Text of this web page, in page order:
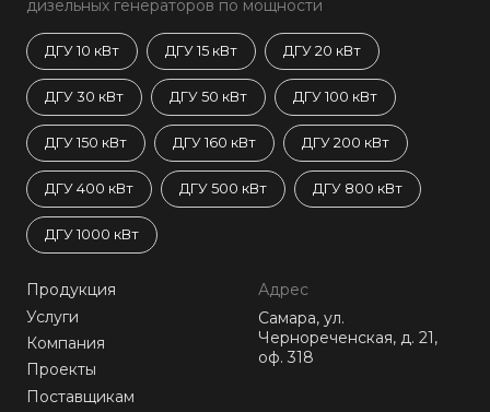
дизельных генераторов по мощности
ДГУ 10 кВт ДГУ 15 кВт ДГУ 20 кВт
ДГУ 30 кВт ДГУ 50 кВт ДГУ 100 кВт
ДГУ 150 кВт ДГУ 160 кВт ДГУ 200 кВт
ДГУ 400 кВт ДГУ 500 кВт ДГУ 800 кВт
ДГУ 1000 кВт
Продукция
Услуги
Компания
Проекты
Поставщикам
Адрес
Самара, ул.
Чернореченская, д. 21,
оф. 318